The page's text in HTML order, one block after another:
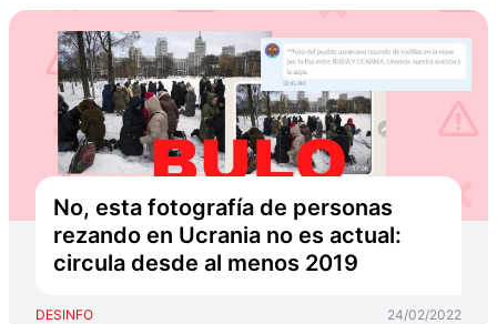
No, esta fotografía de personas
rezando en Ucrania no es actual:
circula desde al menos 2019
DESINFO 24/02/2022